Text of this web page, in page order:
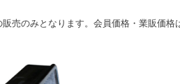
売のみとなります。会員価格・業販価格